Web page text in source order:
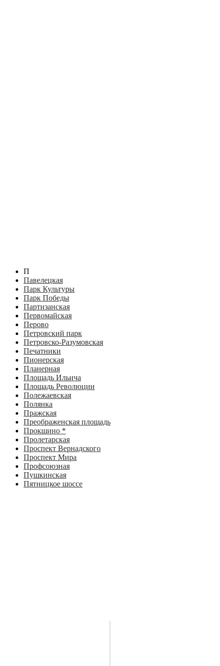
П
Павелецкая
Парк Культуры
Парк Победы
Партизанская
Первомайская
Перово
Петровский парк
Петровско-Разумовская
Печатники
Пионерская
Планерная
Площадь Ильича
Площадь Революции
Полежаевская
Полянка
Пражская
Преображенская площадь
Прокшино *
Пролетарская
Проспект Вернадского
Проспект Мира
Профсоюзная
Пушкинская
Пятницкое шоссе